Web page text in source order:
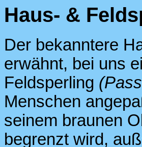
Haus- &
Der bekanntere
erwähnt, bei uns
Feldsperling
Menschen
seinem braunen
begrenzt wird,